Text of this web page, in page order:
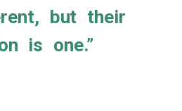
but their
is one.”